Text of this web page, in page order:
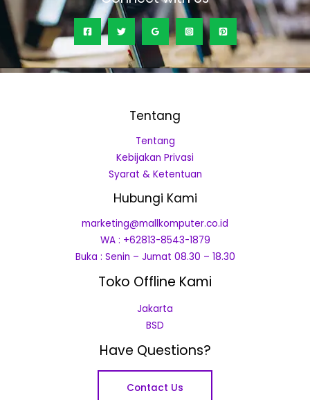
Tentang
Tentang
Kebijakan Privasi
Syarat & Ketentuan
Hubungi Kami
marketing@mallkomputer.co.id
WA : +62813-8543-1879
Buka : Senin – Jumat 08.30 – 18.30
Toko Offline Kami
Jakarta
BSD
Have Questions?
Contact Us